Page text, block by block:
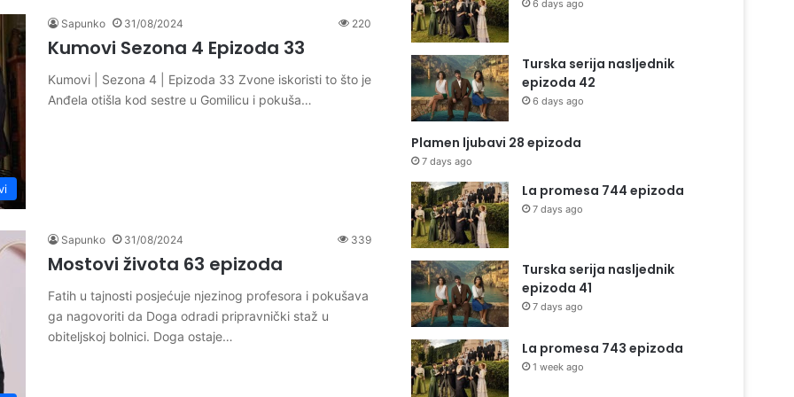
Sapunko 31/08/2024 220
Kumovi Sezona 4 Epizoda 33
Kumovi | Sezona 4 | Epizoda 33 Zvone iskoristi to što je
Anđela otišla kod sestre u Gomilicu i pokuša…
Sapunko 31/08/2024 339
Mostovi života 63 epizoda
Fatih u tajnosti posjećuje njezinog profesora i pokušava
ga nagovoriti da Doga odradi pripravnički staž u
obiteljskoj bolnici. Doga ostaje…
6 days ago
Turska serija nasljednik
epizoda 42
6 days ago
Plamen ljubavi 28 epizoda
7 days ago
La promesa 744 epizoda
7 days ago
Turska serija nasljednik
epizoda 41
7 days ago
La promesa 743 epizoda
1 week ago